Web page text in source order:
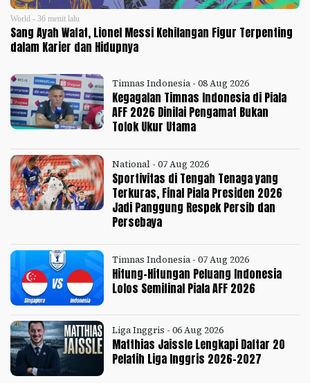
World - 36 menit lalu
Sang Ayah Wafat, Lionel Messi Kehilangan Figur Terpenting
dalam Karier dan Hidupnya
Timnas Indonesia - 08 Aug 2026
Kegagalan Timnas Indonesia di Piala
AFF 2026 Dinilai Pengamat Bukan
Tolok Ukur Utama
National - 07 Aug 2026
Sportivitas di Tengah Tenaga yang
Terkuras, Final Piala Presiden 2026
Jadi Panggung Respek Persib dan
Persebaya
Timnas Indonesia - 07 Aug 2026
Hitung-Hitungan Peluang Indonesia
Lolos Semifinal Piala AFF 2026
Liga Inggris - 06 Aug 2026
Matthias Jaissle Lengkapi Daftar 20
Pelatih Liga Inggris 2026-2027